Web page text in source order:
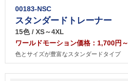
00183-NSC
スタンダードトレーナー
15色 / XS～4XL
ワールドモーション価格：1,700円～
色とサイズが豊富なスタンダードタイプ